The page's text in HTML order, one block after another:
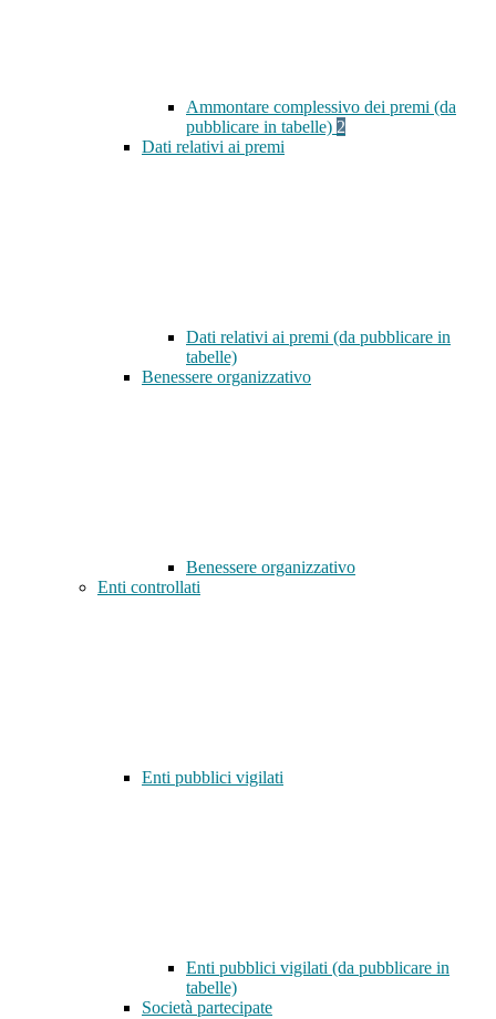
Ammontare complessivo dei premi (da
pubblicare in tabelle) 2
Dati relativi ai premi
Dati relativi ai premi (da pubblicare in
tabelle)
Benessere organizzativo
Benessere organizzativo
Enti controllati
Enti pubblici vigilati
Enti pubblici vigilati (da pubblicare in
tabelle)
Società partecipate